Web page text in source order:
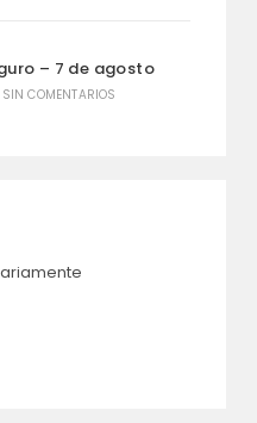
– 7 de agosto
SIN COMENTARIOS